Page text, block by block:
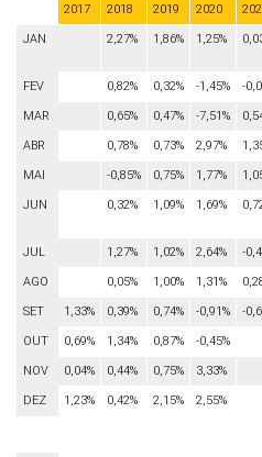
2017 2018 2019 2020
JAN 2,27% 1,86% 1,25%
FEV 0,82% 0,32% -1,45% -
MAR 0,65% 0,47% -7,51%
ABR 0,78% 0,73% 2,97%
MAI -0,85% 0,75% 1,77%
JUN 0,32% 1,09% 1,69%
JUL 1,27% 1,02% 2,64% -
AGO 0,05% 1,00% 1,31%
SET 1,33% 0,39% 0,74% -0,91% -
OUT 0,69% 1,34% 0,87% -0,45%
NOV 0,04% 0,44% 0,75% 3,33%
DEZ 1,23% 0,42% 2,15% 2,55%